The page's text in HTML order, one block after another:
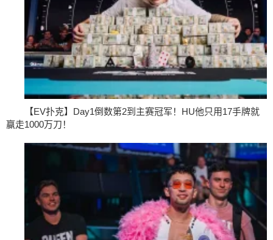
【EV扑克】Day1倒数第2到主赛冠军！HU他只用17手牌就
赢走1000万刀！